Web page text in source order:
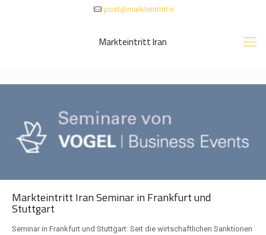
post@markteintritt.ir
Markteintritt Iran
Markteintritt Iran Seminar in Frankfurt und
Stuttgart
Seminar in Frankfurt und Stuttgart: Seit die wirtschaftlichen Sanktionen